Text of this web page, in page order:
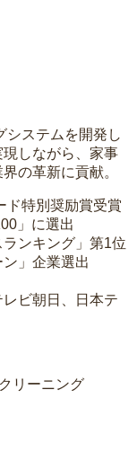
システムを開発し
しながら、家事
の革新に貢献。
特別奨励賞受賞
」に選出
ンキング」第1位
」企業選出
ビ朝日、日本テ
リーニング